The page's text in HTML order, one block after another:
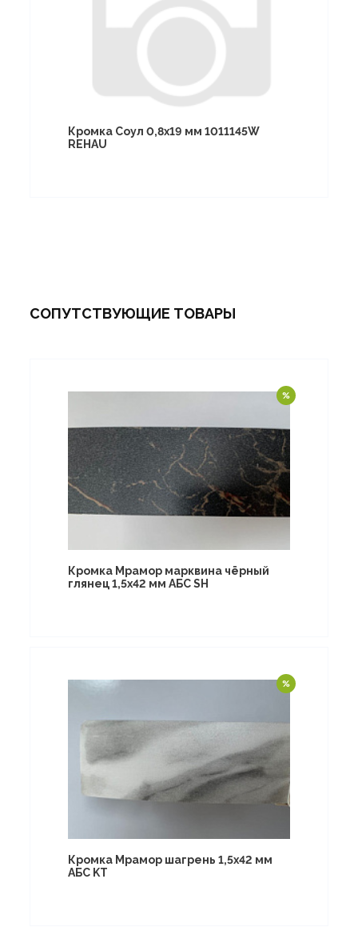
Кромка Соул 0,8х19 мм 1011145W
REHAU
СОПУТСТВУЮЩИЕ ТОВАРЫ
Кромка Мрамор марквина чёрный
глянец 1,5х42 мм АБС SH
Кромка Мрамор шагрень 1,5х42 мм
АБС KT